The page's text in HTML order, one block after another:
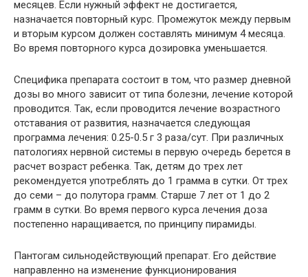
месяцев. Если нужный эффект не достигается,
назначается повторный курс. Промежуток между первым
и вторым курсом должен составлять минимум 4 месяца.
Во время повторного курса дозировка уменьшается.
Специфика препарата состоит в том, что размер дневной
дозы во много зависит от типа болезни, лечение которой
проводится. Так, если проводится лечение возрастного
отставания от развития, назначается следующая
программа лечения: 0.25-0.5 г 3 раза/сут. При различных
патологиях нервной системы в первую очередь берется в
расчет возраст ребенка. Так, детям до трех лет
рекомендуется употреблять до 1 грамма в сутки. От трех
до семи – до полутора грамм. Старше 7 лет от 1 до 2
грамм в сутки. Во время первого курса лечения доза
постепенно наращивается, по принципу пирамиды.
Пантогам сильнодействующий препарат. Его действие
направленно на изменение функционирования